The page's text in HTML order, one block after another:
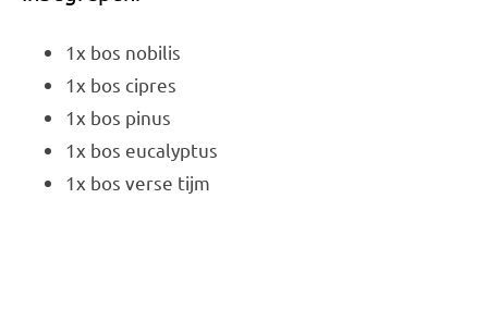
1x bos nobilis
1x bos cipres
1x bos pinus
1x bos eucalyptus
1x bos verse tijm